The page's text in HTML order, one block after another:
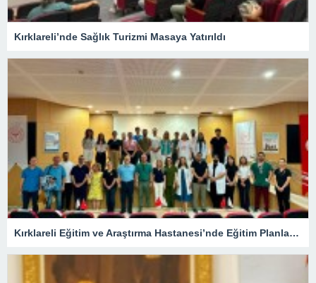
Kırklareli’nde Sağlık Turizmi Masaya Yatırıldı
Kırklareli Eğitim ve Araştırma Hastanesi’nde Eğitim Planlaması Masaya Yatırıldı